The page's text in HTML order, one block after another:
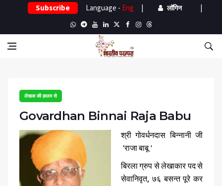
Subscribe Language - Eng | लॉगिन |
लेखक की क़लम से
Govardhan Binnai Raja Babu
श्री गोवर्धनदास बिन्नानी जी
'राजा बाबू '
बिरला ग्रुप से लेखाकार पद से
सेवानिवृत, ७६ बसन्त पूरे कर